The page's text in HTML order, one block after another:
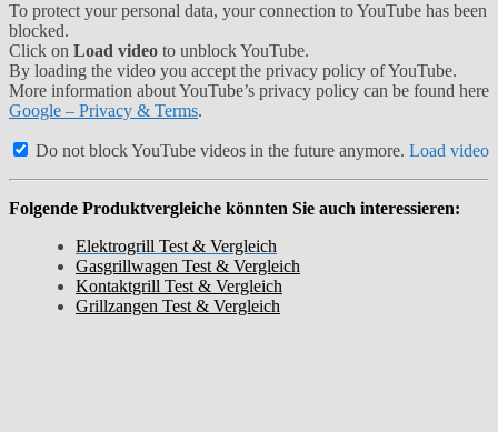
To protect your personal data, your connection to YouTube has been
blocked.
Click on Load video to unblock YouTube.
By loading the video you accept the privacy policy of YouTube.
More information about YouTube’s privacy policy can be found here
Google – Privacy & Terms.
Do not block YouTube videos in the future anymore. Load video
Folgende Produktvergleiche könnten Sie auch interessieren:
Elektrogrill Test & Vergleich
Gasgrillwagen Test & Vergleich
Kontaktgrill Test & Vergleich
Grillzangen Test & Vergleich